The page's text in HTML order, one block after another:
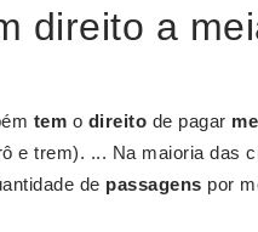
direito a
tem o direito de pagar
e trem). ... Na maioria das
de passagens por